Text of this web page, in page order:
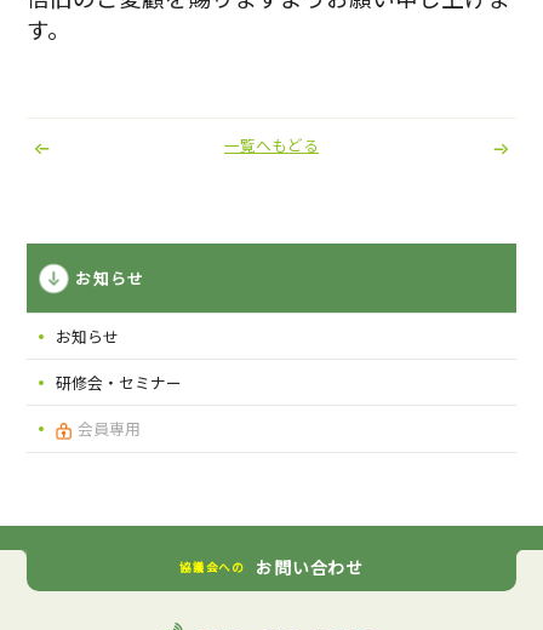
お知らせ
お知らせ
研修会・セミナー
会員専用
す。
一覧へもどる
協議会への お問い合わせ